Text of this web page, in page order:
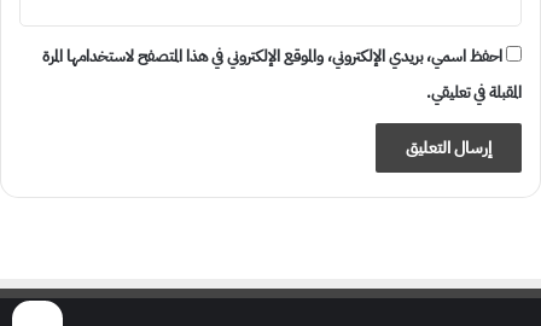
احفظ اسمي، بريدي الإلكتروني، والموقع الإلكتروني في هذا المتصفح لاستخدامها المرة
المقبلة في تعليقي.